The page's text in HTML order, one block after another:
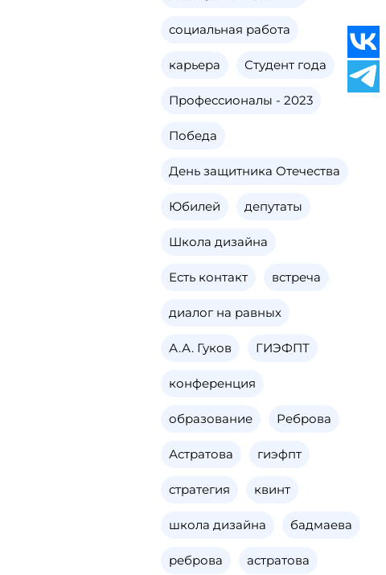
социальная работа
карьера Студент года
Профессионалы - 2023
Победа
День защитника Отечества
Юбилей депутаты
Школа дизайна
Есть контакт встреча
диалог на равных
А.А. Гуков ГИЭФПТ
конференция
образование Реброва
Астратова гиэфпт
стратегия квинт
школа дизайна бадмаева
реброва астратова